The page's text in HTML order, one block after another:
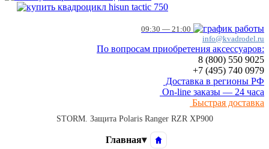
09:30 — 21:00
info@kvadrodel.ru
По вопросам приобретения аксессуаров:
8 (800) 550 9025
+7 (495) 740 0979
Доставка в регионы РФ
On-line заказы — 24 часа
Быстрая доставка
STORM. Защита Polaris Ranger RZR XP900
Главная▾